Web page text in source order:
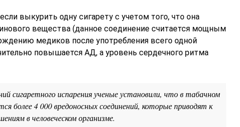
выкурить одну сигарету с учетом того, что она
вещества (данное соединение считается мощным
медиков после употребления всего одной
повышается АД, а уровень сердечного ритма
сигаретного испарения ученые установили, что в табачном
более 4 000 вредоносных соединений, которые приводят к
в человеческом организме.